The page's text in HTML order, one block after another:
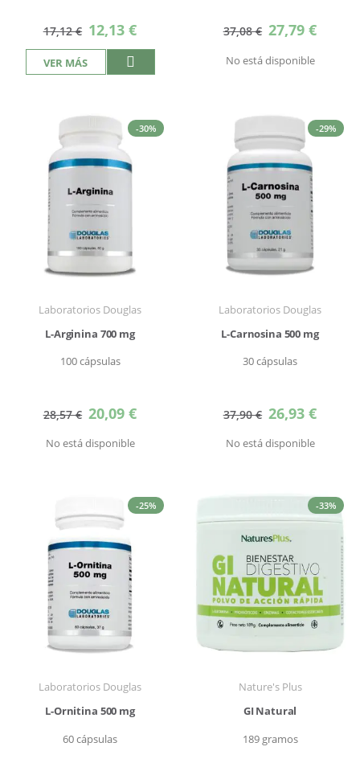
17,12 € Precio
especial
12,13 €
VER MÁS
37,08 € Precio
especial
27,79 €
No está disponible
-30%
Laboratorios Douglas
L-Arginina 700 mg
100 cápsulas
28,57 € Precio
especial
20,09 €
No está disponible
-29%
Laboratorios Douglas
L-Carnosina 500 mg
30 cápsulas
37,90 € Precio
especial
26,93 €
No está disponible
-25%
Laboratorios Douglas
L-Ornitina 500 mg
60 cápsulas
-33%
Nature's Plus
GI Natural
189 gramos